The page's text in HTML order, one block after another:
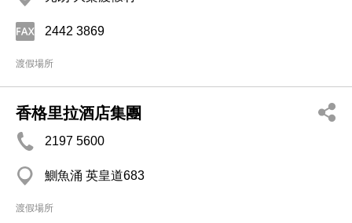
2442 3869
渡假場所
香格里拉酒店集團
2197 5600
鰂魚涌 英皇道683
渡假場所